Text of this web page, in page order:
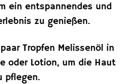
ein entspannendes und
zu genießen.
Tropfen Melissenöl in
oder Lotion, um die Haut
pflegen.